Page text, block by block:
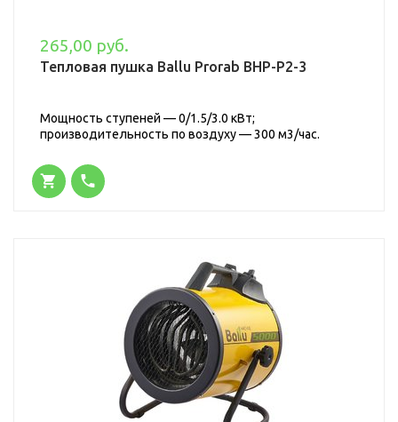
265,00 руб.
Тепловая пушка Ballu Prorab BHP-P2-3
Мощность ступеней — 0/1.5/3.0 кВт;
производительность по воздуху — 300 м3/час.